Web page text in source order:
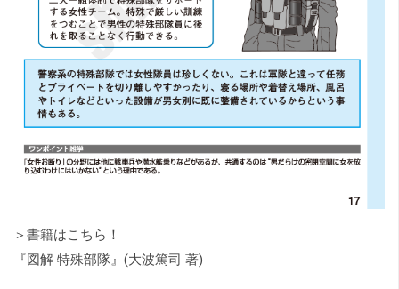
＞書籍はこちら！
『図解 特殊部隊』(大波篤司 著)